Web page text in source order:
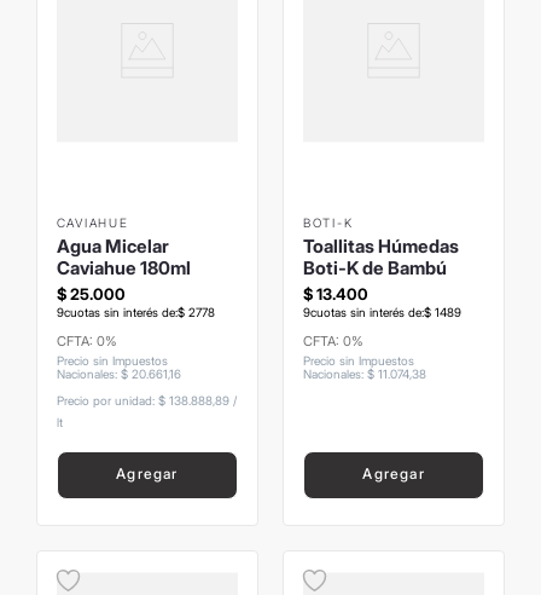
CAVIAHUE
Agua Micelar
Caviahue 180ml
$ 25.000
9cuotas sin interés de:$ 2778
CFTA: 0%
Precio sin Impuestos
Nacionales: $ 20.66116
Precio por unidad: $ 138.888,89/
lt
Agregar
BOTI-K
Toallitas Húmedas
Boti-K de Bambú
$13.400
9cuotas sin interés de:$ 1489
CFTA: 0%
Precio sin Impuestos
Nacionales: $ 11 07438
Agregar